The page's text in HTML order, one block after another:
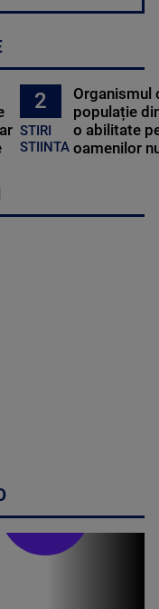
2
STIRI
STIINTA
Organismul
populație
o abilitate
oamenilor